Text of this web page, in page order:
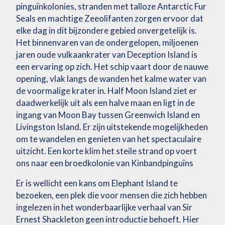
pinguïnkolonies, stranden met talloze Antarctic Fur
Seals en machtige Zeeolifanten zorgen ervoor dat
elke dag in dit bijzondere gebied onvergetelijk is.
Het binnenvaren van de ondergelopen, miljoenen
jaren oude vulkaankrater van Deception Island is
een ervaring op zich. Het schip vaart door de nauwe
opening, vlak langs de wanden het kalme water van
de voormalige krater in. Half Moon Island ziet er
daadwerkelijk uit als een halve maan en ligt in de
ingang van Moon Bay tussen Greenwich Island en
Livingston Island. Er zijn uitstekende mogelijkheden
om te wandelen en genieten van het spectaculaire
uitzicht. Een korte klim het steile strand op voert
ons naar een broedkolonie van Kinbandpinguïns
Er is wellicht een kans om Elephant Island te
bezoeken, een plek die voor mensen die zich hebben
ingelezen in het wonderbaarlijke verhaal van Sir
Ernest Shackleton geen introductie behoeft. Hier